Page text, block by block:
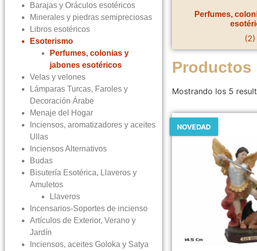
Barajas y Oráculos esotéricos
Minerales y piedras semipreciosas
Libros esotéricos
Esoterismo
Perfumes, colonias y
jabones esotéricos
Velas y velones
Lámparas Turcas, Faroles y
Decoración Árabe
Menaje del Hogar
Inciensos, aromatizadores y aceites
Ullas
Inciensos Alternativos
Budas
Bisutería Esotérica, Llaveros y
Amuletos
Llaveros
Incensarios-Soportes de incienso
Artículos de Exterior, Verano y
Jardín
Inciensos, aceites Goloka y Satya
Perfumes,
(2)
Productos
Mostrando los 5
NOVEDAD